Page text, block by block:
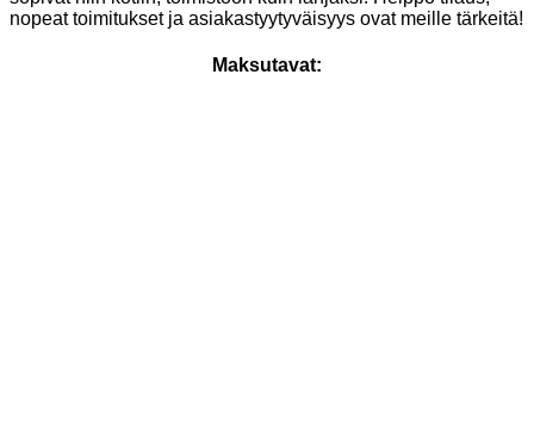
nopeat toimitukset ja asiakastyytyväisyys ovat meille tärkeitä!
Maksutavat: